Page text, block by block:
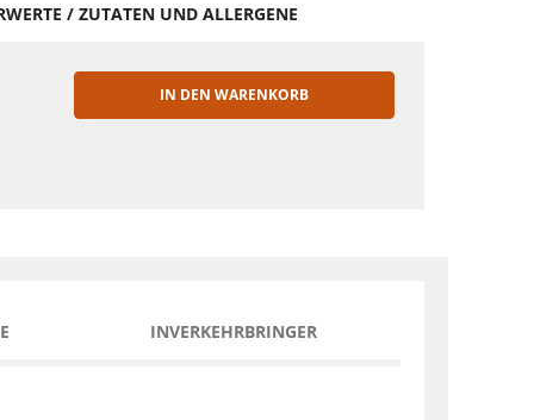
/ ZUTATEN UND ALLERGENE
IN DEN WARENKORB
INVERKEHRBRINGER